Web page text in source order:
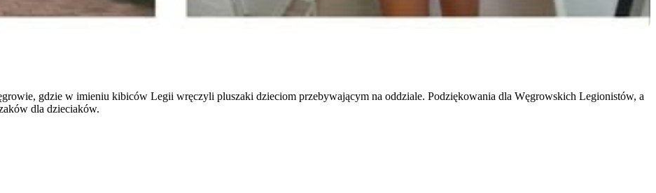
gdzie w imieniu kibiców Legii wręczyli pluszaki dzieciom przebywającym na oddziale. Podziękowania dla Węgrowskich Legionistów, a
dla dzieciaków.